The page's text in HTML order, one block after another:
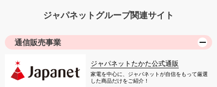
ジャパネットグループ関連サイト
通信販売事業
ジャパネットたかた公式通販
家電を中心に、ジャパネットが自信をもって厳選
した商品だけをご紹介！